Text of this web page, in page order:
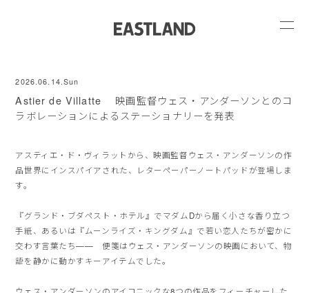
2026.06.14.Sun
Astier de Villatte 映画監督ウェス・アンダーソンとのコ
ラボレーションによるステーショナリーを発表
アスティエ・ド・ヴィラットから、映画監督ウェス・アンダーソンの作
品世界にインスパイアされた、レターペーパーノートパッドが登場しま
す。
『グランド・ブダペスト・ホテル』でマダムDから届く小さな香り立つ
手紙、あるいは『ムーンライズ・キングダム』で若い恋人たちが密かに
交わす言葉たち—— 便箋はウェス・アンダーソンの映画において、物
語を静かに動かすキーアイテムでした。